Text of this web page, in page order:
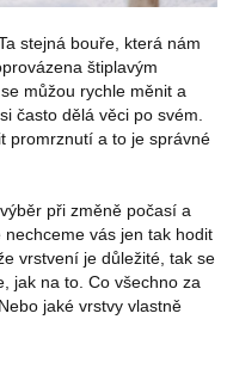
stejná bouře, která nám
štiplavým
můžou rychle měnit a
často dělá věci po svém.
promrznutí a to je správné
při změně počasí a
vás jen tak hodit
vrstvení je důležité, tak se
jak na to. Co všechno za
jaké vrstvy vlastně